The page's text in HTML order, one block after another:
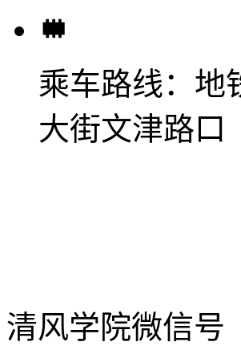
乘车路线： 地
大街文津路口
清风学院微信号